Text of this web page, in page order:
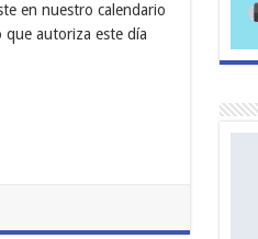
en nuestro calendario
que autoriza este día